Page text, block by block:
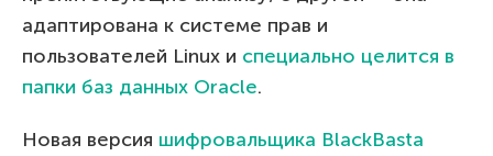
адаптирована к системе прав и
пользователей Linux и специально целится в
папки баз данных Oracle.
Новая версия шифровальщика BlackBasta